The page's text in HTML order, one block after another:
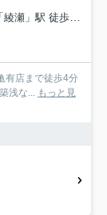
瀬」駅 徒歩22分
有店まで徒歩4分
浅な... もっと見